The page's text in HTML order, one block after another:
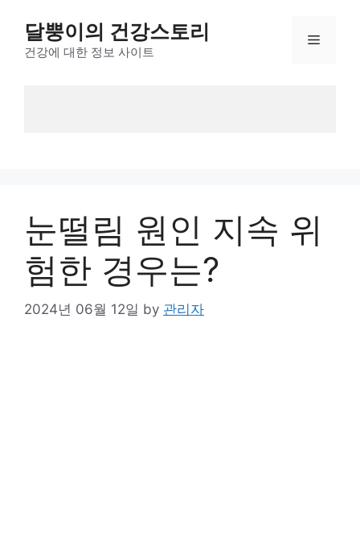
content
달뿡이의 건강스토리
건강에 대한 정보 사이트
Menu
눈떨림 원인 지속 위
험한 경우는?
2024년 06월 12일 by 관리자